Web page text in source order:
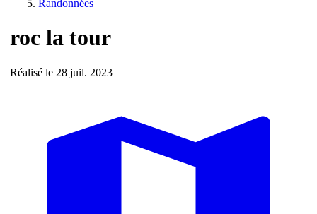
Randonnées
roc la tour
Réalisé le 28 juil. 2023